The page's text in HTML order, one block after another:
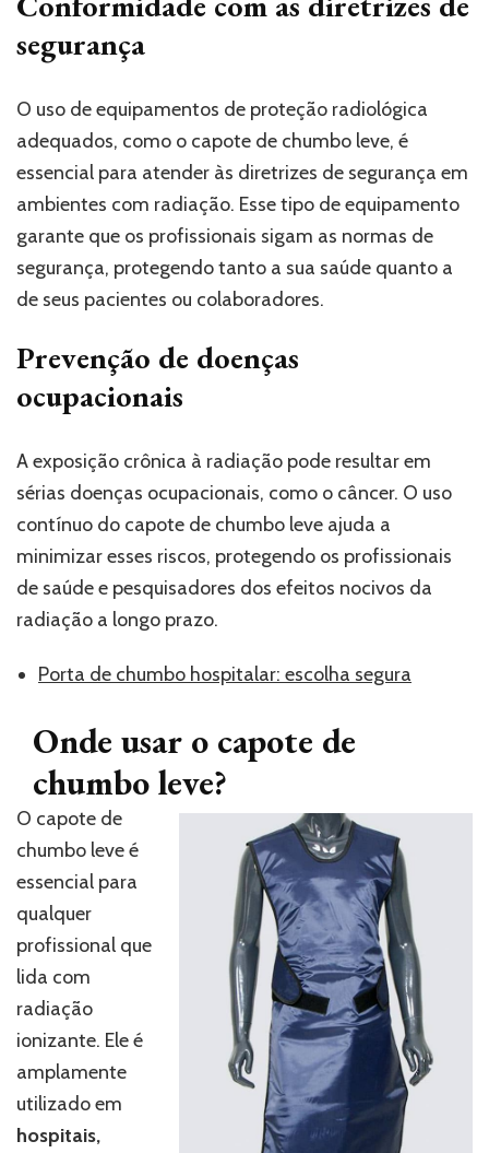
segurança
O uso de equipamentos de proteção radiológica
adequados, como o capote de chumbo leve, é
essencial para atender às diretrizes de segurança em
ambientes com radiação. Esse tipo de equipamento
garante que os profissionais sigam as normas de
segurança, protegendo tanto a sua saúde quanto a
de seus pacientes ou colaboradores.
Prevenção de doenças
ocupacionais
A exposição crônica à radiação pode resultar em
sérias doenças ocupacionais, como o câncer. O uso
contínuo do capote de chumbo leve ajuda a
minimizar esses riscos, protegendo os profissionais
de saúde e pesquisadores dos efeitos nocivos da
radiação a longo prazo.
Porta de chumbo hospitalar: escolha segura
Onde usar o capote de
chumbo leve?
O capote de
chumbo leve é
essencial para
qualquer
profissional que
lida com
radiação
ionizante. Ele é
amplamente
utilizado em
hospitais,